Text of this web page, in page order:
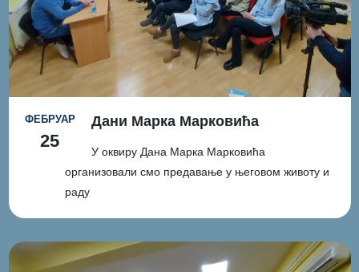
ФЕБРУАР
25
Дани Марка Марковића
У оквиру Дана Марка Марковића
организовали смо предавање у његовом животу и
раду